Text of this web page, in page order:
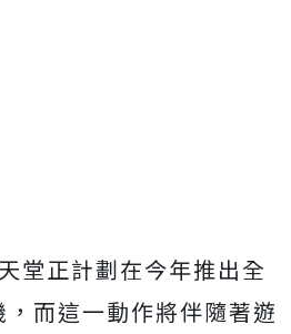
堂正計劃在今年推出全
而這一動作將伴隨著遊